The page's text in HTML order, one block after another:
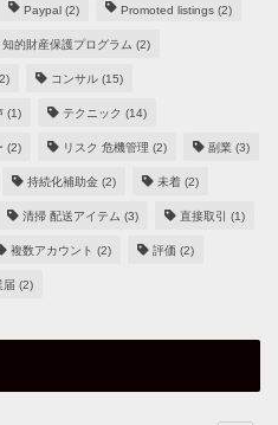
Paypal (2) Promoted listings (2)
的財産保護プログラム (2)
コンサル (15)
(1) テクニック (14)
(2) リスク 危機管理 (2) 副業 (3)
持続化補助金 (2) 未着 (2)
清掃 配送アイテム (3) 直接取引 (1)
複数アカウント (2) 評価 (2)
届 (2)